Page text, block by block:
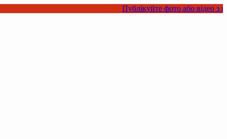
Публікуйте фото або відео з нашими